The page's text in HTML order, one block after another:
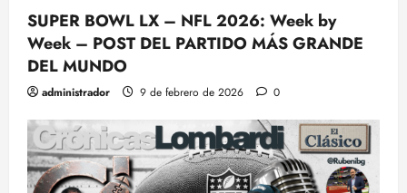
SUPER BOWL LX – NFL 2026: Week by
Week – POST DEL PARTIDO MÁS GRANDE
DEL MUNDO
administrador 9 de febrero de 2026 0